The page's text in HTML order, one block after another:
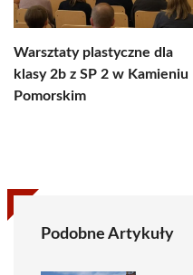
Warsztaty plastyczne dla
klasy 2b z SP 2 w Kamieniu
Pomorskim
Podobne Artykuły